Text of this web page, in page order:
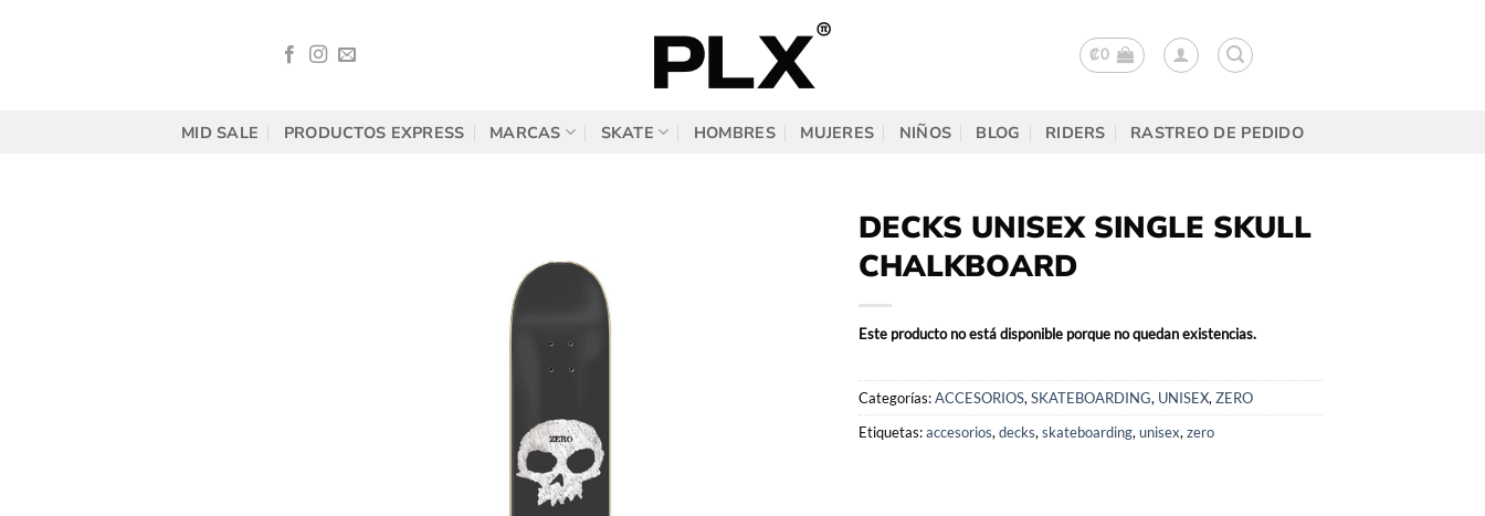
₡0
MID SALE PRODUCTOS EXPRESS MARCAS SKATE HOMBRES MUJERES NIÑOS BLOG RIDERS RASTREO DE PEDIDO
DECKS UNISEX SINGLE SKULL
CHALKBOARD
Este producto no está disponible porque no quedan existencias.
Categorías:ACCESORIOS, SKATEBOARDING, UNISEX, ZERO
Etiquetas:accesorios, decks, skateboarding, unisex, zero